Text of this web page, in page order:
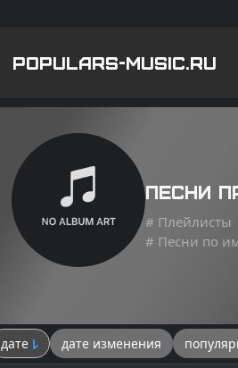
POPULARS-MUSIC.RU
Песни
# Плейлисты
# Песни по
дате дате изменения